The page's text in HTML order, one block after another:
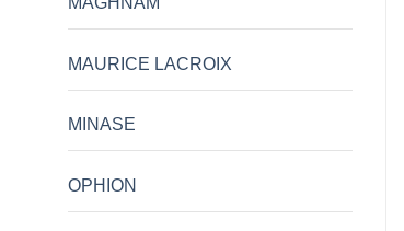
MAURICE LACROIX
MINASE
OPHION